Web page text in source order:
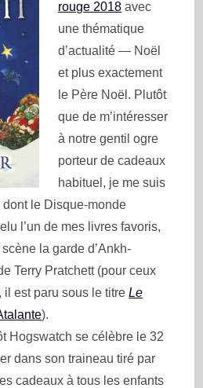
rouge 2018 avec
une thématique
d’actualité — Noël
et plus exactement
le Père Noël. Plutôt
que de m’intéresser
à notre gentil ogre
porteur de cadeaux
habituel, je me suis
le Disque-monde
l’un de mes livres favoris,
la garde d’Ankh-
Terry Pratchett (pour ceux
il est paru sous le titreLe
).
Hogswatch se célèbre le 32
dans son traineau tiré par
cadeaux à tous les enfants